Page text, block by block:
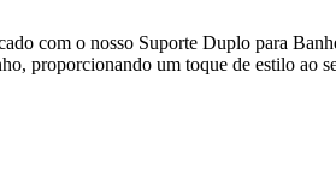
com o nosso Suporte Duplo para
proporcionando um toque de estilo ao